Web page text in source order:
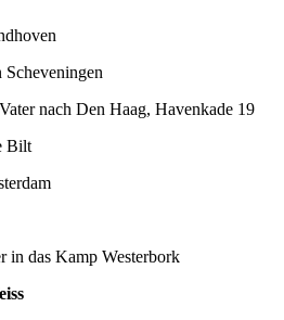
nach Den Haag, Havenkade 19
Bilt
in das Kamp Westerbork